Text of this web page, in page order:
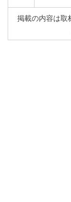
掲載の内容は取